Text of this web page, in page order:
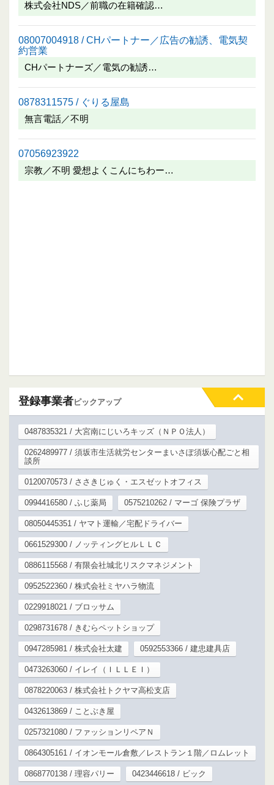
株式会社NDS／前職の在籍確認…
08007004918 / CHパートナー／広告の勧誘、電気契
約営業
CHパートナーズ／電気の勧誘…
0878311575 / ぐりる屋島
無言電話／不明
07056923922
宗教／不明 愛想よくこんにちわー…
登録事業者ピックアップ
0487835321 / 大宮南にじいろキッズ（ＮＰＯ法人）
0262489977 / 須坂市生活就労センターまいさぽ須坂心配ごと相
談所
0120070573 / ささきじゅく・エスゼットオフィス
0994416580 / ふじ薬局 0575210262 / マーゴ 保険プラザ
08050445351 / ヤマト運輸／宅配ドライバー
0661529300 / ノッティングヒルＬＬＣ
0886115568 / 有限会社城北リスクマネジメント
0952522360 / 株式会社ミヤハラ物流
0229918021 / ブロッサム
0298731678 / きむらペットショップ
0947285981 / 株式会社太建 0592553366 / 建忠建具店
0473263060 / イレイ（ＩＬＬＥＩ）
0878220063 / 株式会社トクヤマ高松支店
0432613869 / ことぶき屋
0257321080 / ファッションリペアＮ
0864305161 / イオンモール倉敷／レストラン１階／ロムレット
0868770138 / 理容パリー 0423446618 / ビック